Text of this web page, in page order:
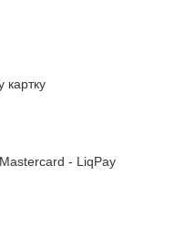
картку
- LiqPay